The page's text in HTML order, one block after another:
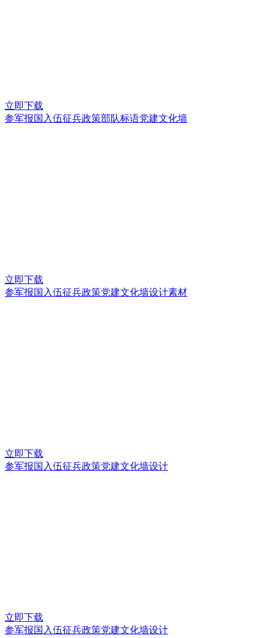
立即下载
参军报国入伍征兵政策部队标语党建文化墙
立即下载
参军报国入伍征兵政策党建文化墙设计素材
立即下载
参军报国入伍征兵政策党建文化墙设计
立即下载
参军报国入伍征兵政策党建文化墙设计